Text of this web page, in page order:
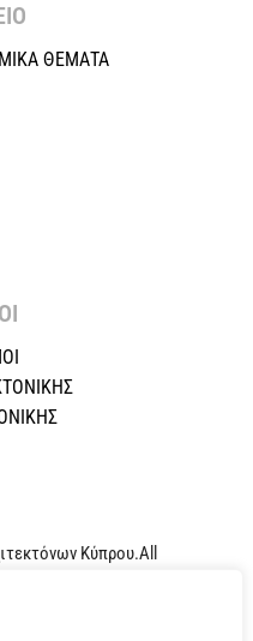
ΘΕΜΑΤΑ
Κύπρου.All